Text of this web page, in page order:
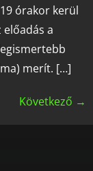
órakor kerül
a
merít. […]
Következő →